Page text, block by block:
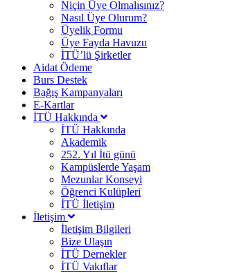
Niçin Üye Olmalısınız?
Nasıl Üye Olurum?
Üyelik Formu
Üye Fayda Havuzu
İTÜ’lü Şirketler
Aidat Ödeme
Burs Destek
Bağış Kampanyaları
E-Kartlar
İTÜ Hakkında
İTÜ Hakkında
Akademik
252. Yıl İtü günü
Kampüslerde Yaşam
Mezunlar Konseyi
Öğrenci Kulüpleri
İTÜ İletişim
İletişim
İletişim Bilgileri
Bize Ulaşın
İTÜ Dernekler
İTÜ Vakıflar